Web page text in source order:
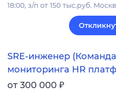
18:00, з/п от 150 тыс.руб.
SRE-инженер
мониторинга HR
от 300 000 ₽